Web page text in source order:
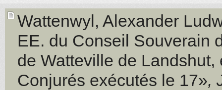
Wattenwyl, Alexander
EE. du Conseil Souverain
de Watteville de
Conjurés exécutés le 17»,